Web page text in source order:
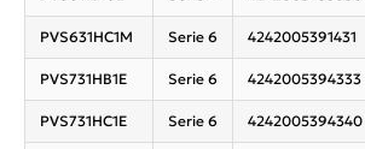
PVS631HC1M Serie 6 4242005391431
PVS731HB1E Serie 6 4242005394333
PVS731HC1E Serie 6 4242005394340